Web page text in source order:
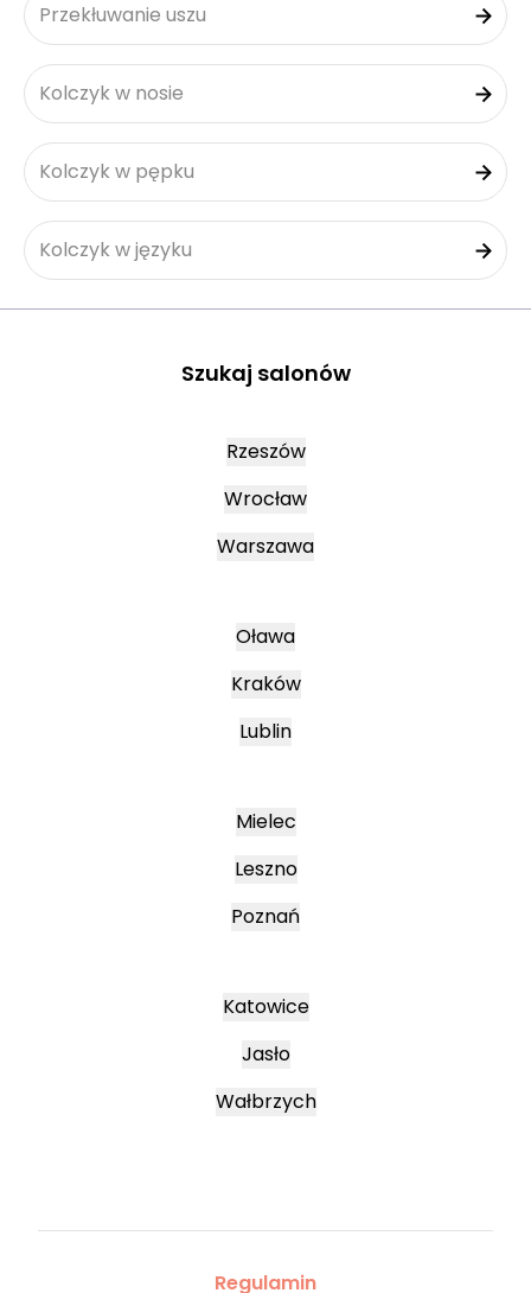
Przekłuwanie uszu
Kolczyk w nosie
Kolczyk w pępku
Kolczyk w języku
Szukaj salonów
Rzeszów
Wrocław
Warszawa
Oława
Kraków
Lublin
Mielec
Leszno
Poznań
Katowice
Jasło
Wałbrzych
Regulamin